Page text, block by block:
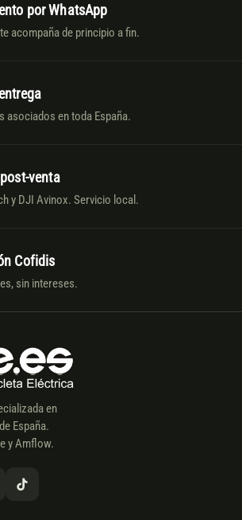
por WhatsApp
acompaña de principio a fin.
asociados en toda España.
venta
y DJI Avinox. Servicio local.
Cofidis
sin intereses.
en
España.
y Amflow.